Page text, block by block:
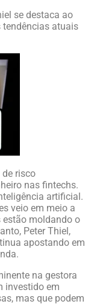
se destaca ao
tendências atuais
risco
nas fintechs.
artificial.
veio em meio a
estão moldando o
Peter Thiel,
apostando em
na gestora
investido em
mas que podem